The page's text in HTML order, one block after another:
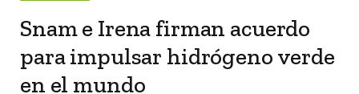
Snam e Irena firman acuerdo
para impulsar hidrógeno verde
en el mundo